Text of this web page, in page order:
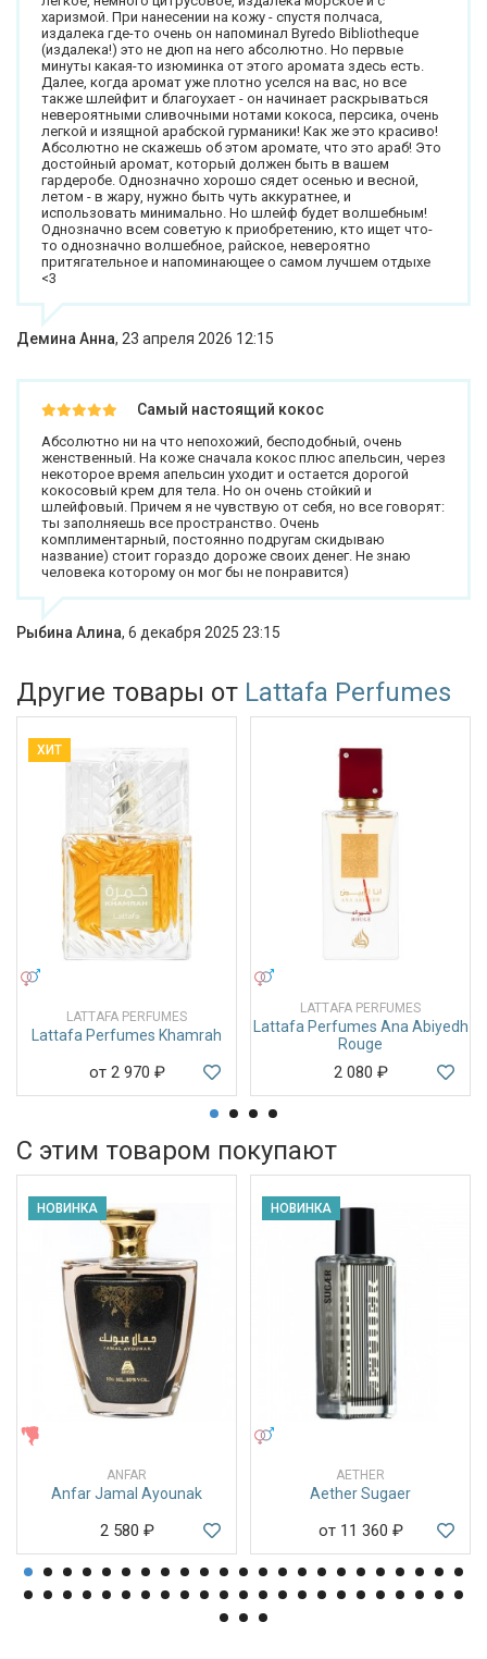
харизмой. При нанесении на кожу - спустя полчаса,
издалека где-то очень он напоминал Byredo Bibliotheque
(издалека!) это не дюп на него абсолютно. Но первые
минуты какая-то изюминка от этого аромата здесь есть.
Далее, когда аромат уже плотно уселся на вас, но все
также шлейфит и благоухает - он начинает раскрываться
невероятными сливочными нотами кокоса, персика, очень
легкой и изящной арабской гурманики! Как же это красиво!
Абсолютно не скажешь об этом аромате, что это араб! Это
достойный аромат, который должен быть в вашем
гардеробе. Однозначно хорошо сядет осенью и весной,
летом - в жару, нужно быть чуть аккуратнее, и
использовать минимально. Но шлейф будет волшебным!
Однозначно всем советую к приобретению, кто ищет что-
то однозначно волшебное, райское, невероятно
притягательное и напоминающее о самом лучшем отдыхе
<3
Демина Анна, 23 апреля 2026 12:15
Самый настоящий кокос
Абсолютно ни на что непохожий, бесподобный, очень
женственный. На коже сначала кокос плюс апельсин, через
некоторое время апельсин уходит и остается дорогой
кокосовый крем для тела. Но он очень стойкий и
шлейфовый. Причем я не чувствую от себя, но все говорят:
ты заполняешь все пространство. Очень
комплиментарный, постоянно подругам скидываю
название) стоит гораздо дороже своих денег. Не знаю
человека которому он мог бы не понравится)
Рыбина Алина, 6 декабря 2025 23:15
Другие товары от Lattafa Perfumes
ХИТ
LATTAFA PERFUMES
Lattafa Perfumes Khamrah
от 2 970 ₽
LATTAFA PERFUMES
Lattafa Perfumes Ana Abiyedh
Rouge
2 080 ₽
С этим товаром покупают
НОВИНКА
ANFAR
Anfar Jamal Ayounak
2 580 ₽
НОВИНКА
AETHER
Aether Sugaer
от 11 360 ₽